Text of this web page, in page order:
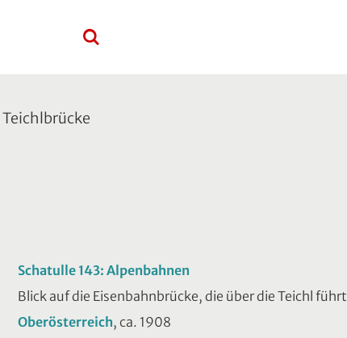
Teichlbrücke
Schatulle 143: Alpenbahnen
Blick auf die Eisenbahnbrücke, die über die Teichl führt
Oberösterreich, ca. 1908